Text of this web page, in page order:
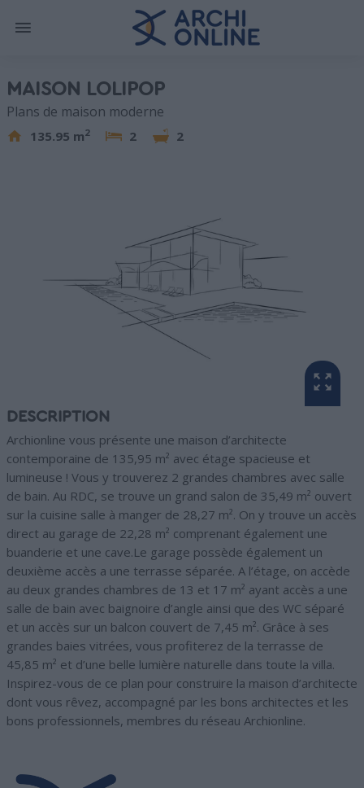
MAISON LOLIPOP
Plans de maison moderne
135.95 m2 2 2
DESCRIPTION
Archionline vous présente une maison d’architecte
contemporaine de 135,95 m² avec étage spacieuse et
lumineuse ! Vous y trouverez 2 grandes chambres avec salle
de bain. Au RDC, se trouve un grand salon de 35,49 m² ouvert
sur la cuisine salle à manger de 28,27 m². On y trouve un accès
direct au garage de 22,28 m² comprenant également une
buanderie et une cave.Le garage possède également un
deuxième accès a une terrasse séparée. A l’étage, on accède
au deux grandes chambres de 13 et 17 m² ayant accès a une
salle de bain avec baignoire d’angle ainsi que des WC séparé
et un accès sur un balcon couvert de 7,45 m². Grâce à ses
grandes baies vitrées, vous profiterez de la terrasse de
45,85 m² et d’une belle lumière naturelle dans toute la villa.
Inspirez-vous de ce plan pour construire la maison d’architecte
dont vous rêvez, accompagné par les bons architectes et les
bons professionnels, membres du réseau Archionline.